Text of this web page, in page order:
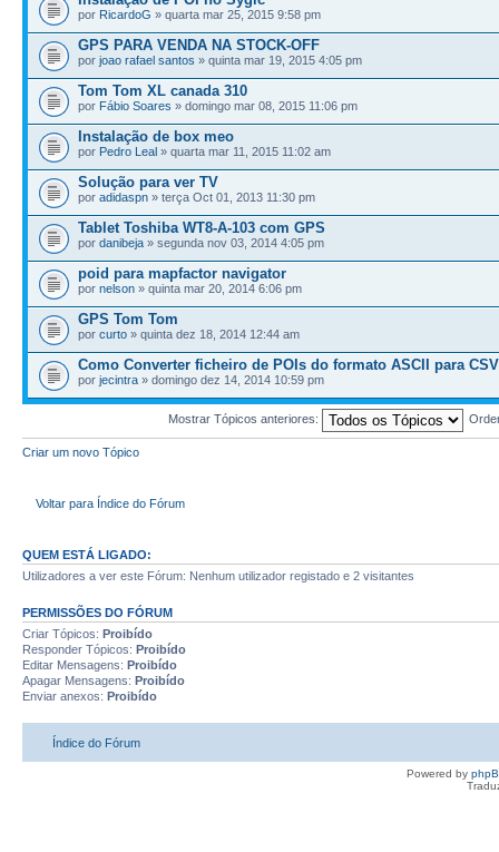
por RicardoG » quarta mar 25, 2015 9:58 pm
GPS PARA VENDA NA STOCK-OFF
por joao rafael santos » quinta mar 19, 2015 4:05 pm
Tom Tom XL canada 310
por Fábio Soares » domingo mar 08, 2015 11:06 pm
Instalação de box meo
por Pedro Leal » quarta mar 11, 2015 11:02 am
Solução para ver TV
por adidaspn » terça Oct 01, 2013 11:30 pm
Tablet Toshiba WT8-A-103 com GPS
por danibeja » segunda nov 03, 2014 4:05 pm
poid para mapfactor navigator
por nelson » quinta mar 20, 2014 6:06 pm
GPS Tom Tom
por curto » quinta dez 18, 2014 12:44 am
Como Converter ficheiro de POIs do formato ASCII para
por jecintra » domingo dez 14, 2014 10:59 pm
Mostrar Tópicos anteriores:
Criar um novo Tópico
Voltar para Índice do Fórum
QUEM ESTÁ LIGADO:
Utilizadores a ver este Fórum: Nenhum utilizador registado e 2 visitantes
PERMISSÕES DO FÓRUM
Criar Tópicos: Proibído
Responder Tópicos: Proibído
Editar Mensagens: Proibído
Apagar Mensagens: Proibído
Enviar anexos: Proibído
Índice do Fórum
Powered by